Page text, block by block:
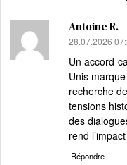
Antoine R.
dit :
28.07.2026
Un accord-
Unis
recherche
tensions
des
rend
Répondre